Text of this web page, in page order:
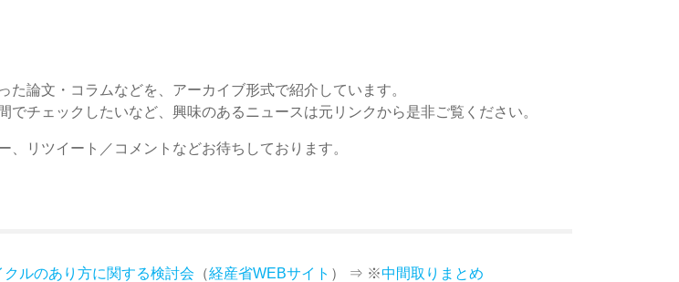
論文・コラムなどを、アーカイブ形式で紹介しています。
チェックしたいなど、興味のあるニュースは元リンクから是非ご覧ください。
リツイート／コメントなどお待ちしております。
ルのあり方に関する検討会 （経産省WEBサイト ） ⇒ ※中間取りまとめ